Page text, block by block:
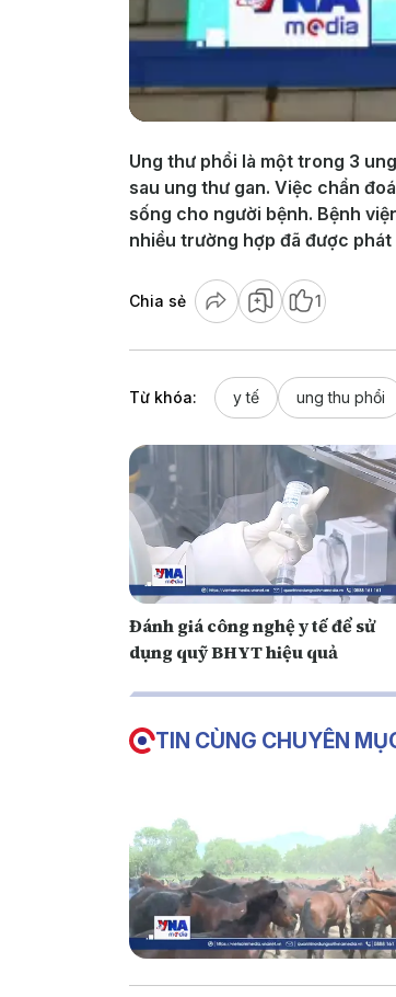
Ung thư phổi là một trong 3
sau ung thư gan. Việc chẩn
sống cho người bệnh. Bệnh
nhiều trường hợp đã được
Chia sẻ 1
Từ khóa: y tế ung thu phổi
Đánh giá công nghệ y tế để sử
dụng quỹ BHYT hiệu quả
TIN CÙNG CHUYÊN